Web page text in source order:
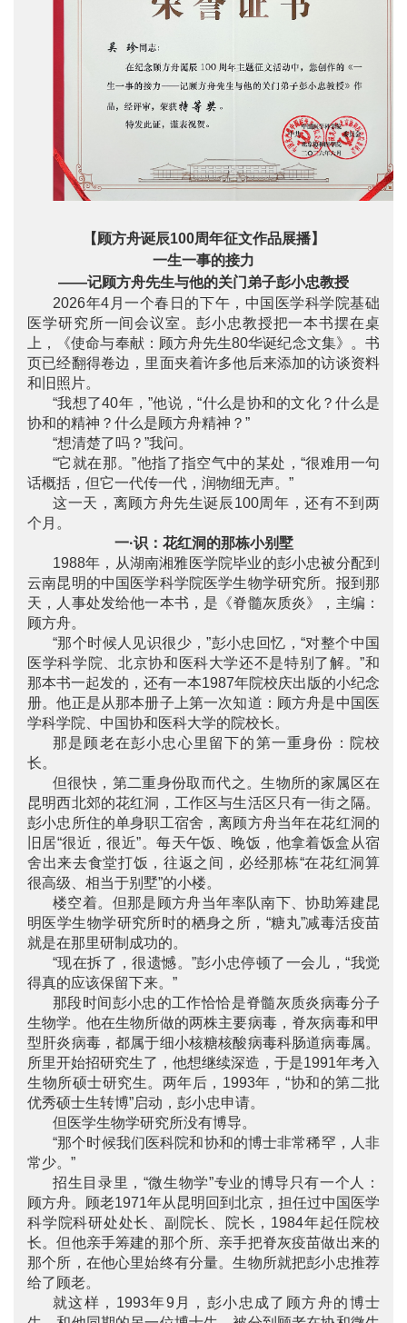
【顾方舟诞辰100周年征文作品展播】
一生一事的接力
——记顾方舟先生与他的关门弟子彭小忠教授
2026年4月一个春日的下午，中国医学科学院基础
医学研究所一间会议室。彭小忠教授把一本书摆在桌
上，《使命与奉献：顾方舟先生80华诞纪念文集》。书
页已经翻得卷边，里面夹着许多他后来添加的访谈资料
和旧照片。
“我想了40年，”他说，“什么是协和的文化？什么是
协和的精神？什么是顾方舟精神？”
“想清楚了吗？”我问。
“它就在那。”他指了指空气中的某处，“很难用一句
话概括，但它一代传一代，润物细无声。”
这一天，离顾方舟先生诞辰100周年，还有不到两
个月。
一·识：花红洞的那栋小别墅
1988年，从湖南湘雅医学院毕业的彭小忠被分配到
云南昆明的中国医学科学院医学生物学研究所。报到那
天，人事处发给他一本书，是《脊髓灰质炎》，主编：
顾方舟。
“那个时候人见识很少，”彭小忠回忆，“对整个中国
医学科学院、北京协和医科大学还不是特别了解。”和
那本书一起发的，还有一本1987年院校庆出版的小纪念
册。他正是从那本册子上第一次知道：顾方舟是中国医
学科学院、中国协和医科大学的院校长。
那是顾老在彭小忠心里留下的第一重身份：院校
长。
但很快，第二重身份取而代之。生物所的家属区在
昆明西北郊的花红洞，工作区与生活区只有一街之隔。
彭小忠所住的单身职工宿舍，离顾方舟当年在花红洞的
旧居“很近，很近”。每天午饭、晚饭，他拿着饭盒从宿
舍出来去食堂打饭，往返之间，必经那栋“在花红洞算
很高级、相当于别墅”的小楼。
楼空着。但那是顾方舟当年率队南下、协助筹建昆
明医学生物学研究所时的栖身之所，“糖丸”减毒活疫苗
就是在那里研制成功的。
“现在拆了，很遗憾。”彭小忠停顿了一会儿，“我觉
得真的应该保留下来。”
那段时间彭小忠的工作恰恰是脊髓灰质炎病毒分子
生物学。他在生物所做的两株主要病毒，脊灰病毒和甲
型肝炎病毒，都属于细小核糖核酸病毒科肠道病毒属。
所里开始招研究生了，他想继续深造，于是1991年考入
生物所硕士研究生。两年后，1993年，“协和的第二批
优秀硕士生转博”启动，彭小忠申请。
但医学生物学研究所没有博导。
“那个时候我们医科院和协和的博士非常稀罕，人非
常少。”
招生目录里，“微生物学”专业的博导只有一个人：
顾方舟。顾老1971年从昆明回到北京，担任过中国医学
科学院科研处处长、副院长、院长，1984年起任院校
长。但他亲手筹建的那个所、亲手把脊灰疫苗做出来的
那个所，在他心里始终有分量。生物所就把彭小忠推荐
给了顾老。
就这样，1993年9月，彭小忠成了顾方舟的博士